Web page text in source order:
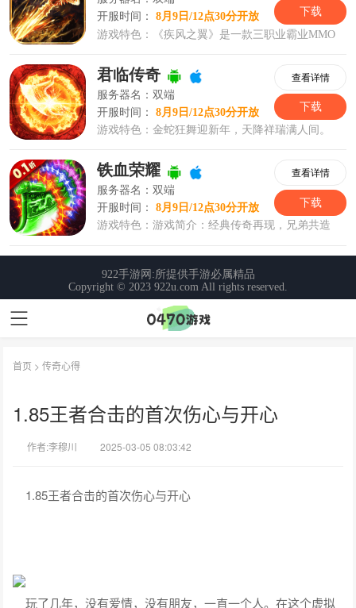
首页 >传奇心得
1.85王者合击的首次伤心与开心
作者:李穆川 2025-03-05 08:03:42
1.85王者合击的首次伤心与开心
玩了几年，没有爱情，没有朋友，一直一个人。在这个虚拟